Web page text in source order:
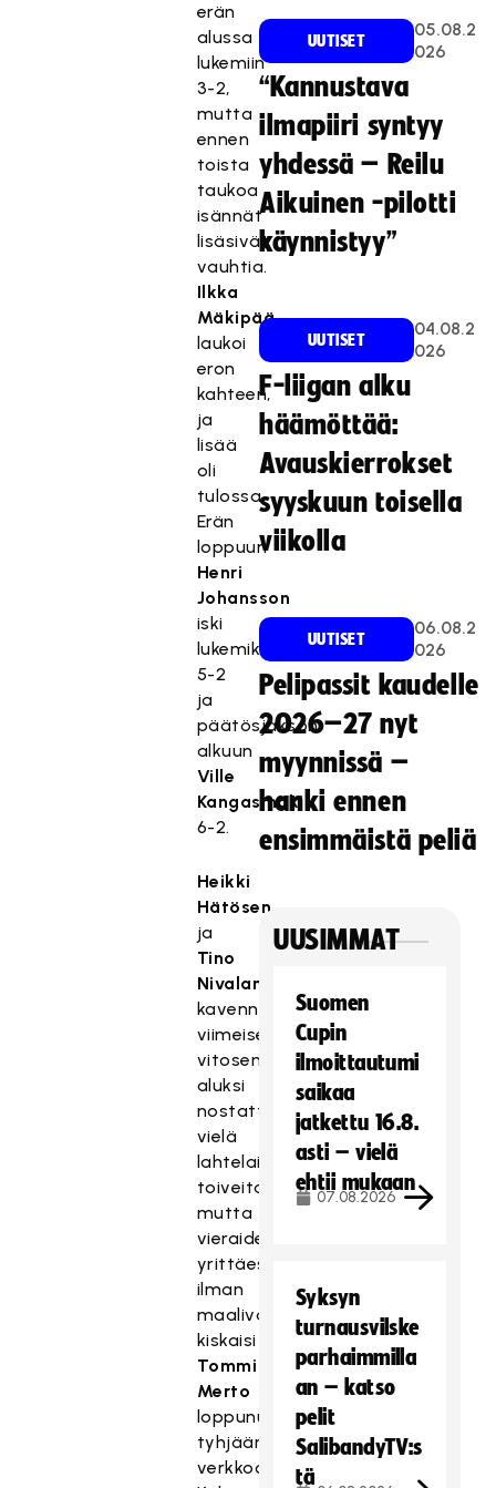
erän
alussa
lukemiin
3-2,
mutta
ennen
toista
taukoa
isännät
lisäsivät
vauhtia.
Ilkka
Mäkipää
laukoi
eron
kahteen,
ja
lisää
oli
tulossa.
Erän
loppuun
Henri
Johansson
iski
lukemiksi
5-2
ja
päätösjakson
alkuun
Ville
Kangasmäki
6-2.
Heikki
Hätösen
ja
Tino
Nivalan
kavennukset
viimeiseen
vitosen
aluksi
nostattivat
vielä
lahtelaisten
toiveita,
mutta
vieraiden
yrittäessä
ilman
maalivahtia
kiskaisi
Tommi
Merto
loppunumerot
tyhjään
verkkoon.
UUTISET
05.08.2
026
“Kannustava
ilmapiiri syntyy
yhdessä – Reilu
Aikuinen -pilotti
käynnistyy”
UUTISET
04.08.2
026
F-liigan alku
häämöttää:
Avauskierrokset
syyskuun toisella
viikolla
UUTISET
06.08.2
026
Pelipassit kaudelle
2026–27 nyt
myynnissä –
hanki ennen
ensimmäistä peliä
UUSIMMAT
Suomen
Cupin
ilmoittautumi
saikaa
jatkettu 16.8.
asti – vielä
ehtii mukaan
07.08.2026
Syksyn
turnausvilske
parhaimmilla
an – katso
pelit
SalibandyTV:s
tä